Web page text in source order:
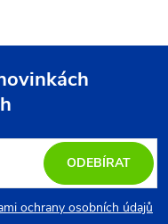
ochrany osobních údajů
ODEBÍRAT